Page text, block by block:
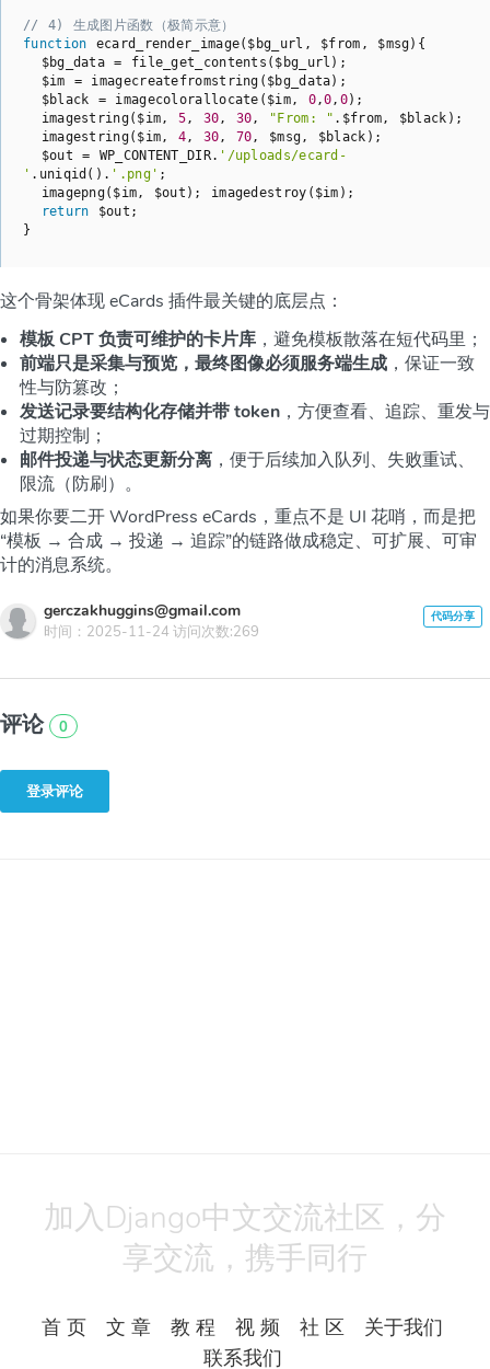
// 4) 生成图片函数（极简示意）
function
ecard_render_image($bg_url, $from, $msg) {
  $black = imagecolorallocate($im,
0,0, 0);
  imagestring($im,
5, 30, 30, "From: " .$from, $black);
  imagestring($im,
4, 30, 70, $msg, $black);
  $out = WP_CONTENT_DIR.
'/uploads/ecard-
' .uniqid(). '.png' ;
return $out;
}
这个骨架体现 eCards 插件最关键的底层点：
模板 CPT 负责可维护的卡片库 ，避免模板散落在短代码里；
前端只是采集与预览，最终图像必须服务端生成 ，保证一致
性与防篡改；
发送记录要结构化存储并带 token ，方便查看、追踪、重发与
过期控制；
邮件投递与状态更新分离 ，便于后续加入队列、失败重试、
限流（防刷）。
如果你要二开 WordPress eCards，重点不是 UI 花哨，而是把
“模板 → 合成 → 投递 → 追踪”的链路做成稳定、可扩展、可审
计的消息系统。
gerczakhuggins@gmail.com
时间：2025-11-24 访问次数:269
评论 0
登录评论
加入Django中文交流社区，分
享交流，携手同行
首 页 文 章 教 程 视 频 社 区
关于我们
联系我们